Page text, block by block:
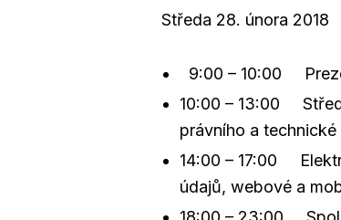
Středa 28. února 2018
9:00 – 10:00
10:00 – 13:00
právního a
14:00 – 17:00
údajů, webové a